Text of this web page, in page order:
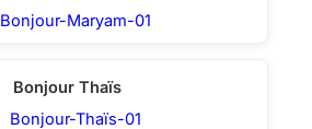
Bonjour Thaïs